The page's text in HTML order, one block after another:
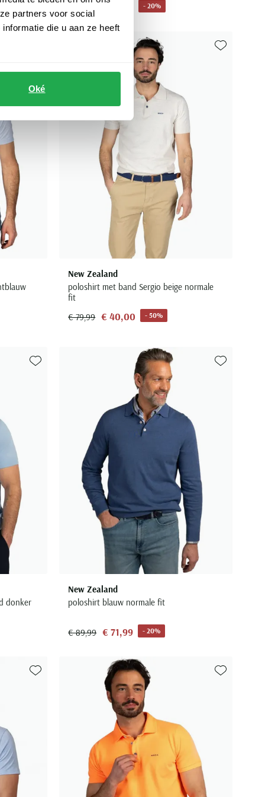
partners voor social
die u aan ze heeft
Oké
€ 59,99 - 20%
New Zealand
poloshirt met band Sergio beige normale
fit
€ 79,99 € 40,00 - 50%
donker
New Zealand
poloshirt blauw normale fit
€ 89,99 € 71,99 - 20%
Toevoegen aan favorieten